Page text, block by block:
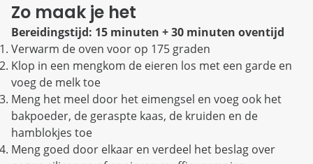
Zo maak je het
Bereidingstijd: 15 minuten + 30 minuten oventijd
Verwarm de oven voor op 175 graden
Klop in een mengkom de eieren los met een garde en
voeg de melk toe
Meng het meel door het eimengsel en voeg ook het
bakpoeder, de geraspte kaas, de kruiden en de
hamblokjes toe
Meng goed door elkaar en verdeel het beslag over